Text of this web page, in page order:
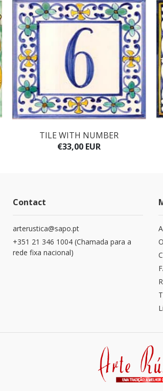
TILE WITH NUMBER
€33,00 EUR
Contact
arterustica@sapo.pt
+351 21 346 1004 (Chamada para a
rede fixa nacional)